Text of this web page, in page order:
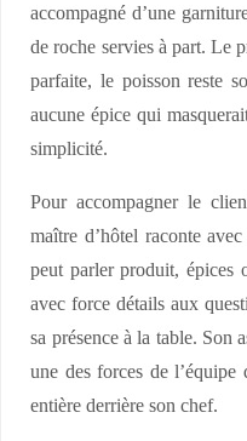
accompagné d’une
de roche servies à part. Le
parfaite, le poisson reste
aucune épice qui
simplicité.
Pour accompagner le
maître d’hôtel raconte
peut parler produit, épices
avec force détails aux
sa présence à la table. Son
une des forces de
entière derrière son chef.